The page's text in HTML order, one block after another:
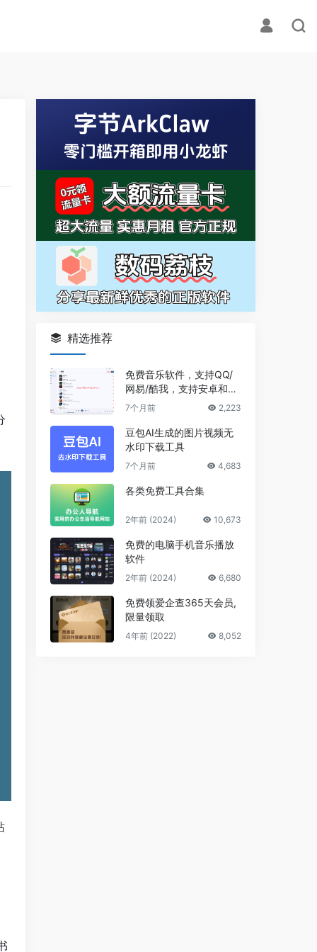
精选推荐
免费音乐软件，支持QQ/
网易/酷我，支持安卓和Wi
ndows平台
7个月前 2,223
豆包AI生成的图片视频无
水印下载工具
7个月前 4,683
各类免费工具合集
2年前 (2024) 10,673
免费的电脑手机音乐播放
软件
2年前 (2024) 6,680
免费领爱企查365天会员,
限量领取
4年前 (2022) 8,052